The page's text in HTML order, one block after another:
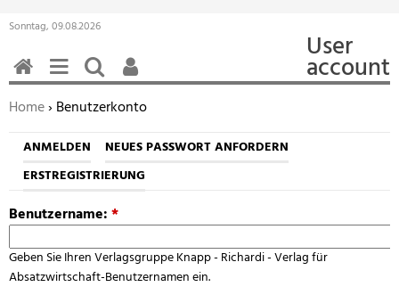
Sonntag, 09.08.2026
User
account
Sie befinden sich hier:
Home› Benutzerkonto
ANMELDEN
NEUES PASSWORT ANFORDERN
ERSTREGISTRIERUNG
Benutzername:*
Geben Sie Ihren Verlagsgruppe Knapp - Richardi - Verlag für
Absatzwirtschaft-Benutzernamen ein.
HOMEMENÜSUCHEN
BENUTZERFUNKTIONEN